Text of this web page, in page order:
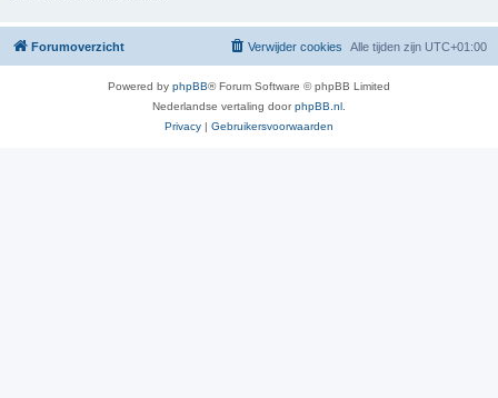
Forumoverzicht Alle tijden zijn UTC+01:00
Verwijder cookies
Powered by phpBB® Forum Software © phpBB Limited
Nederlandse vertaling doorphpBB.nl
Privacy | Gebruikersvoorwaarden